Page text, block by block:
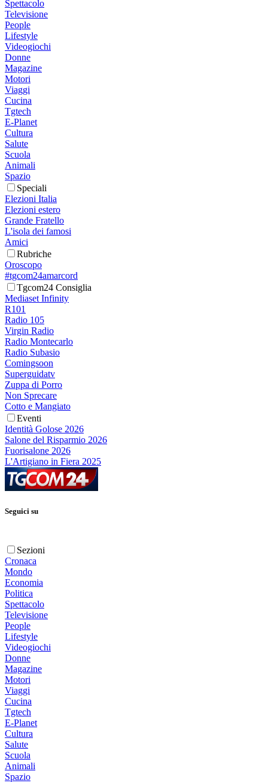
Spettacolo
Televisione
People
Lifestyle
Videogiochi
Donne
Magazine
Motori
Viaggi
Cucina
Tgtech
E-Planet
Cultura
Salute
Scuola
Animali
Spazio
Speciali
Elezioni Italia
Elezioni estero
Grande Fratello
L'isola dei famosi
Amici
Rubriche
Oroscopo
#tgcom24amarcord
Tgcom24 Consiglia
Mediaset Infinity
R101
Radio 105
Virgin Radio
Radio Montecarlo
Radio Subasio
Comingsoon
Superguidatv
Zuppa di Porro
Non Sprecare
Cotto e Mangiato
Eventi
Identità Golose 2026
Salone del Risparmio 2026
Fuorisalone 2026
L'Artigiano in Fiera 2025
Seguici su
Sezioni
Cronaca
Mondo
Economia
Politica
Spettacolo
Televisione
People
Lifestyle
Videogiochi
Donne
Magazine
Motori
Viaggi
Cucina
Tgtech
E-Planet
Cultura
Salute
Scuola
Animali
Spazio